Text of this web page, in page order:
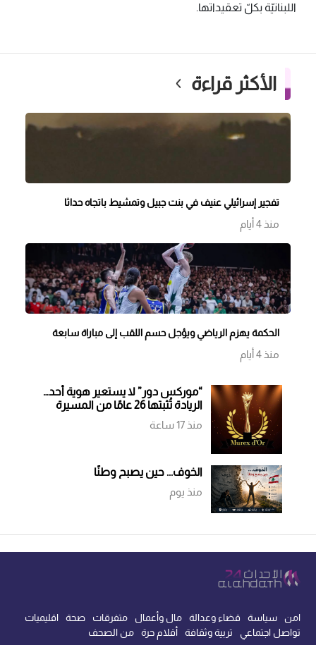
اللبنانيّة بكلّ تعقيداتها.
الأكثر قراءة
تفجير إسرائيلي عنيف في بنت جبيل وتمشيط باتجاه حداثا
منذ 4 أيام
الحكمة يهزم الرياضي ويؤجل حسم اللقب إلى مباراة سابعة
منذ 4 أيام
“موركس دور” لا يستعير هوية أحد…
الريادة تُثبتها 26 عامًا من المسيرة
منذ 17 ساعة
الخوف... حين يصبح وطنًا
منذ يوم
امن سياسة قضاء وعدالة مال وأعمال متفرقات صحة
اقليميات
تواصل اجتماعي
تربية وثقافة أقلام حرة من الصحف